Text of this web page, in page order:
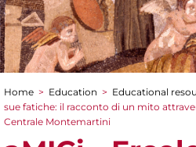
You are here
Home > Education > Educational
sue fatiche: il racconto di un mito
Centrale Montemartini